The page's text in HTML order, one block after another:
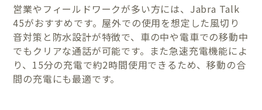
営業やフィールドワークが多い方には、Jabra Talk
45がおすすめです。屋外での使用を想定した風切り
音対策と防水設計が特徴で、車の中や電車での移動中
でもクリアな通話が可能です。また急速充電機能によ
り、15分の充電で約2時間使用できるため、移動の合
間の充電にも最適です。